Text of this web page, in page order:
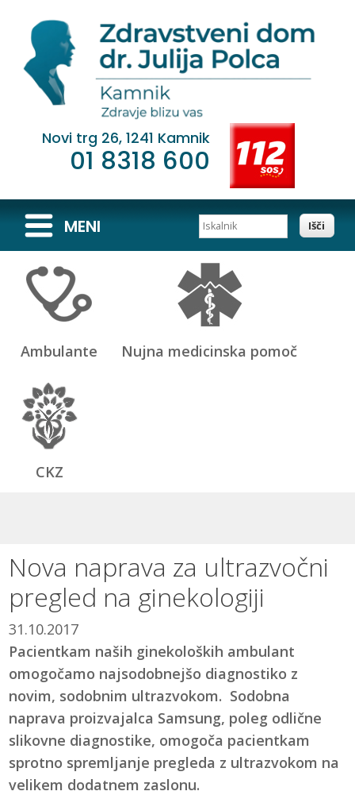
Novi trg 26, 1241 Kamnik
01 8318 600
MENI Iskalnik
Ambulante Nujna medicinska pomoč
CKZ
Nova naprava za ultrazvočni
pregled na ginekologiji
31.10.2017
Pacientkam naših ginekoloških ambulant
omogočamo najsodobnejšo diagnostiko z
novim, sodobnim ultrazvokom. Sodobna
naprava proizvajalca Samsung, poleg odlične
slikovne diagnostike, omogoča pacientkam
sprotno spremljanje pregleda z ultrazvokom na
velikem dodatnem zaslonu.